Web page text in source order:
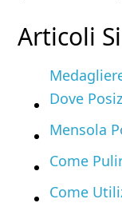
Articoli
Dove
Mensola
Come
Come